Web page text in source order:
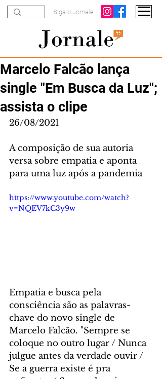
Siga o Jornale
Marcelo Falcão lança
single "Em Busca da Luz";
assista o clipe
26/08/2021
A composição de sua autoria
versa sobre empatia e aponta
para uma luz após a pandemia
https://www.youtube.com/watch?
v=NQEV7kC3y9w
Empatia e busca pela
consciência são as palavras-
chave do novo single de
Marcelo Falcão. "Sempre se
coloque no outro lugar / Nunca
julgue antes da verdade ouvir /
Se a guerra existe é pra